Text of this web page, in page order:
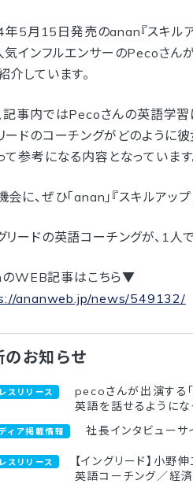
5月15日発売のanan『スキルア
気インフルエンサーのPecoさん
介しています。
記事内ではPecoさんの英語学習
ードのコーチングがどのように
て参考になる内容となっています
会に、ぜひ「anan」『スキルアッ
リードの英語コーチングが、1人
WEB記事はこちら▼
ananweb.jp/news/549132/
のお知らせ
スリリース
pecoさんが出演する
英語を話せるように
ィア掲載情報 社長インタビュー
スリリース
【イングリード】小
英語コーチング／経